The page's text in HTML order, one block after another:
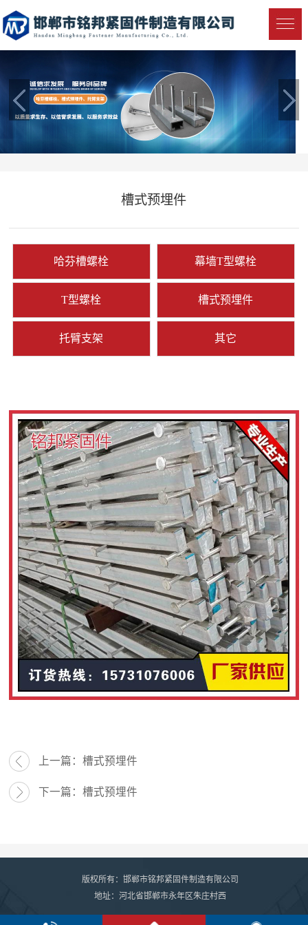
槽式预埋件
哈芬槽螺栓 幕墙T型螺栓
T型螺栓 槽式预埋件
托臂支架 其它
上一篇： 槽式预埋件
下一篇： 槽式预埋件
版权所有：邯郸市铭邦紧固件制造有限公司
地址：河北省邯郸市永年区朱庄村西